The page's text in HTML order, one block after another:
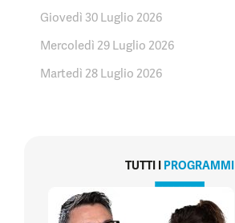
Giovedì 30 Luglio 2026
Mercoledì 29 Luglio 2026
Martedì 28 Luglio 2026
TUTTI I PROGRAMMI